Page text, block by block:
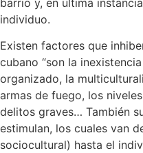
individuo.
Existen factores que
cubano “son la
organizado, la
armas de fuego, los
delitos graves… También
estimulan, los cuales van
sociocultural) hasta el